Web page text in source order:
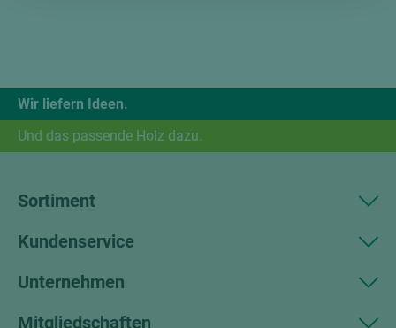
Wir liefern Ideen.
Und das passende Holz dazu.
Sortiment
Kundenservice
Unternehmen
Mitgliedschaften